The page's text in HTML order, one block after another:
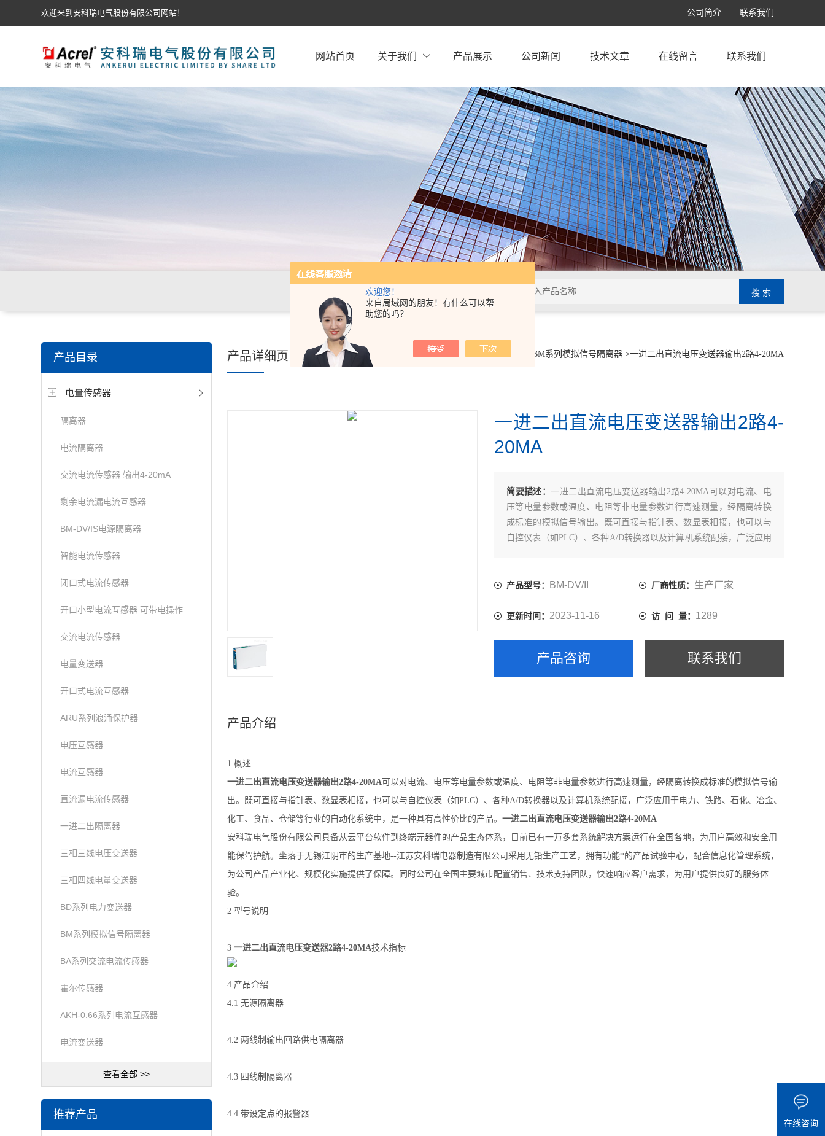
欢迎您！
来自局域网的朋友！有什么可以帮
助您的吗？
欢迎来到安科瑞电气股份有限公司网站！ 公司简介 联系我们
网站首页 关于我们 产品展示 公司新闻 技术文章 在线留言 联系我们
产品目录
电量传感器
隔离器
电流隔离器
交流电流传感器 输出4-20mA
剩余电流漏电流互感器
BM-DV/IS电源隔离器
智能电流传感器
闭口式电流传感器
开口小型电流互感器 可带电操作
交流电流传感器
电量变送器
开口式电流互感器
ARU系列浪涌保护器
电压互感器
电流互感器
直流漏电流传感器
一进二出隔离器
三相三线电压变送器
三相四线电量变送器
BD系列电力变送器
BM系列模拟信号隔离器
BA系列交流电流传感器
霍尔传感器
AKH-0.66系列电流互感器
电流变送器
查看全部 >>
推荐产品
你的位置： >产品展示 电量传感器 BM系列模拟信号隔离器>一进二出直流电压变送器输出2路4-20MA
产品详细页
一进二出直流电压变送器输出2路4-
20MA
简要描述：一进二出直流电压变送器输出2路4-20MA可以对电流、电
压等电量参数或温度、电阻等非电量参数进行高速测量，经隔离转换
成标准的模拟信号输出。既可直接与指针表、数显表相接，也可以与
自控仪表（如PLC）、各种A/D转换器以及计算机系统配接，广泛应用
产品型号：
BM-DV/II 厂商性质： 生产厂家
更新时间： 2023-11-16 访 问 量： 1289
产品咨询 联系我们
产品介绍
1 概述
一进二出直流电压变送器输出2路4-20MA可以对电流、电压等电量参数或温度、电阻等非电量参数进行高速测量，经隔离转换成标准的模拟信号输
出。既可直接与指针表、数显表相接，也可以与自控仪表（如PLC）、各种A/D转换器以及计算机系统配接，广泛应用于电力、铁路、石化、冶金、
化工、食品、仓储等行业的自动化系统中，是一种具有高性价比的产品。 一进二出直流电压变送器输出2路4-20MA
安科瑞电气股份有限公司具备从云平台软件到终端元器件的产品生态体系，目前已有一万多套系统解决方案运行在全国各地，为用户高效和安全用
能保驾护航。坐落于无锡江阴市的生产基地--江苏安科瑞电器制造有限公司采用无铅生产工艺，拥有功能*的产品试验中心，配合信息化管理系统，
为公司产品产业化、规模化实施提供了保障。同时公司在全国主要城市配置销售、技术支持团队，快速响应客户需求，为用户提供良好的服务体
验。
2 型号说明
3 一进二出直流电压变送器2路4-20MA技术指标
4 产品介绍
4.1 无源隔离器
4.2 两线制输出回路供电隔离器
4.3 四线制隔离器
4.4 带设定点的报警器
在线咨询